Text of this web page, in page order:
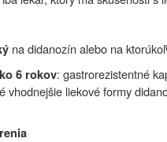
na didanozín alebo na
6 rokov: gastrorezistentné
vhodnejšie liekové formy